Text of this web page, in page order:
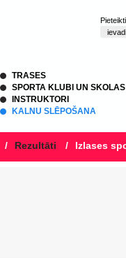
TRASES
SPORTA KLUBI UN SKOLAS
INSTRUKTORI
KALNU SLĒPOŠANA
/ Rezultāti / Izlases